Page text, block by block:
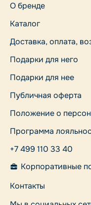
О бренде
Каталог
Доставка, оплата,
Подарки для него
Подарки для нее
Публичная оферта
Положение о
Программа
+7 499 110 33 40
Корпоративные
Контакты